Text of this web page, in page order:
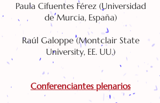
Paula Cifuentes Férez (Universidad
de Murcia, España)
Raúl Galoppe (Montclair State
University, EE. UU.)
Conferenciantes plenarios